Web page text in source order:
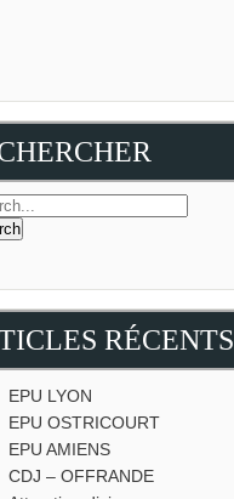
RÉCENTS
EPU LYON
EPU OSTRICOURT
EPU AMIENS
CDJ – OFFRANDE